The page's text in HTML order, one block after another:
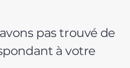
pas trouvé de
à votre